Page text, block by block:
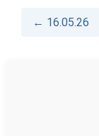
← 16.05.26